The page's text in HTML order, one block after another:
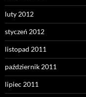
luty 2012
styczeń 2012
listopad 2011
październik 2011
lipiec 2011